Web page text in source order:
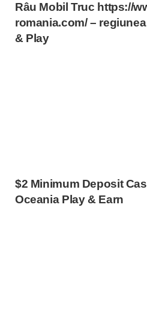
Râu Mobil Truc https://
romania.com/ –
& Play
$2 Minimum Deposit
Oceania Play & Earn